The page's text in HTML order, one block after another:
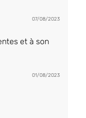
07/08/2023
et à son
01/08/2023